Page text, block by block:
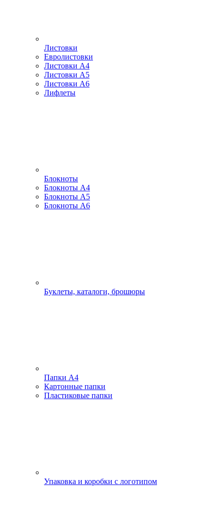
Листовки
Евролистовки
Листовки А4
Листовки А5
Листовки А6
Лифлеты
Блокноты
Блокноты А4
Блокноты А5
Блокноты А6
Буклеты, каталоги, брошюры
Папки А4
Картонные папки
Пластиковые папки
Упаковка и коробки с логотипом